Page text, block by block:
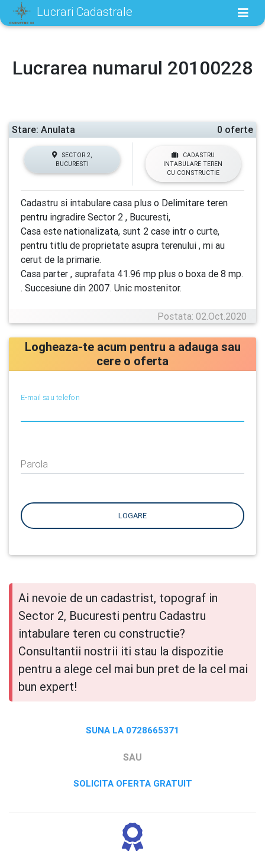
Lucrari Cadastrale
Lucrarea numarul 20100228
Stare: Anulata 0 oferte
SECTOR 2,
BUCURESTI
CADASTRU
INTABULARE TEREN
CU CONSTRUCTIE
Cadastru si intabulare casa plus o Delimitare teren
pentru ingradire Sector 2 , Bucuresti,
Casa este nationalizata, sunt 2 case intr o curte,
pentru titlu de proprietate asupra terenului , mi au
cerut de la primarie.
Casa parter , suprafata 41.96 mp plus o boxa de 8 mp.
. Succesiune din 2007. Unic mostenitor.
Postata: 02.Oct.2020
Logheaza-te acum pentru a adauga sau
cere o oferta
E-mail sau telefon
Parola
LOGARE
Ai nevoie de un cadastrist, topograf in
Sector 2, Bucuresti pentru Cadastru
intabulare teren cu constructie?
Consultantii nostrii iti stau la dispozitie
pentru a alege cel mai bun pret de la cel mai
bun expert!
SUNA LA 0728665371
SAU
SOLICITA OFERTA GRATUIT